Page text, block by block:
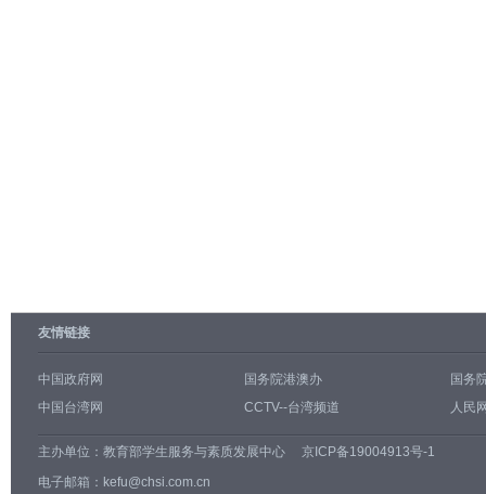
友情链接
中国政府网 国务院港澳办
国务
中国台湾网
CCTV--台湾频道 人民
主办单位： 教育部学生服务与素质发展中心
京ICP备19004913号-1
电子邮箱：kefu@chsi.com.cn